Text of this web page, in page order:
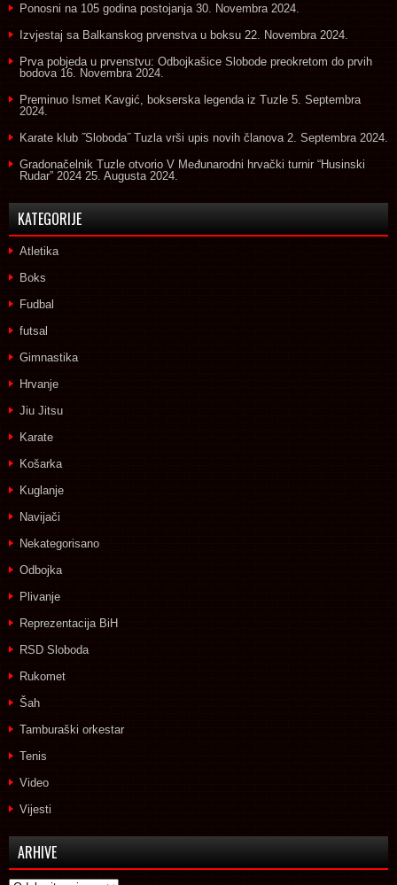
Ponosni na 105 godina postojanja 30. Novembra 2024.
Izvjestaj sa Balkanskog prvenstva u boksu 22. Novembra 2024.
Prva pobjeda u prvenstvu: Odbojkašice Slobode preokretom do prvih
bodova 16. Novembra 2024.
Preminuo Ismet Kavgić, bokserska legenda iz Tuzle 5. Septembra
2024.
Karate klub ˝Sloboda˝ Tuzla vrši upis novih članova 2. Septembra 2024.
Gradonačelnik Tuzle otvorio V Međunarodni hrvački turnir “Husinski
Rudar” 2024 25. Augusta 2024.
KATEGORIJE
Atletika
Boks
Fudbal
futsal
Gimnastika
Hrvanje
Jiu Jitsu
Karate
Košarka
Kuglanje
Navijači
Nekategorisano
Odbojka
Plivanje
Reprezentacija BiH
RSD Sloboda
Rukomet
Šah
Tamburaški orkestar
Tenis
Video
Vijesti
ARHIVE